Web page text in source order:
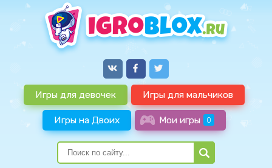
Игры для девочек Игры для мальчиков
Игры на Двоих Мои игры 0